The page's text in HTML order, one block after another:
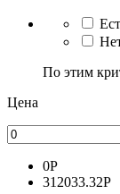
По этим
Цена
0Р
312033.32Р